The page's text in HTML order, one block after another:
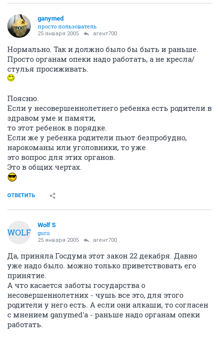
ganymed
просто пользователь
25 января 2005 агент700
Нормально. Так и должно было бы быть и раньше.
Просто органам опеки надо работать, а не кресла/
стулья просиживать.
Поясню.
Если у несовершеннолетнего ребенка есть родители в
здравом уме и памяти,
то этот ребенок в порядке.
Если же у ребенка родители пьют безпробудно,
нарокоманы или уголовники, то уже
это вопрос для этих органов.
Это в общих чертах.
ОТВЕТИТЬ
WOLF
Wolf S
guru
25 января 2005 агент700
Да, приняла Госдума этот закон 22 декабря. Давно
уже надо было. можно только приветствовать его
принятие.
А что касается заботы государства о
несовершеннолетних - чушь все это, для этого
родители у него есть. А если они алкаши, то согласен
с мнением ganymed'а - раньше надо органам опеки
работать.